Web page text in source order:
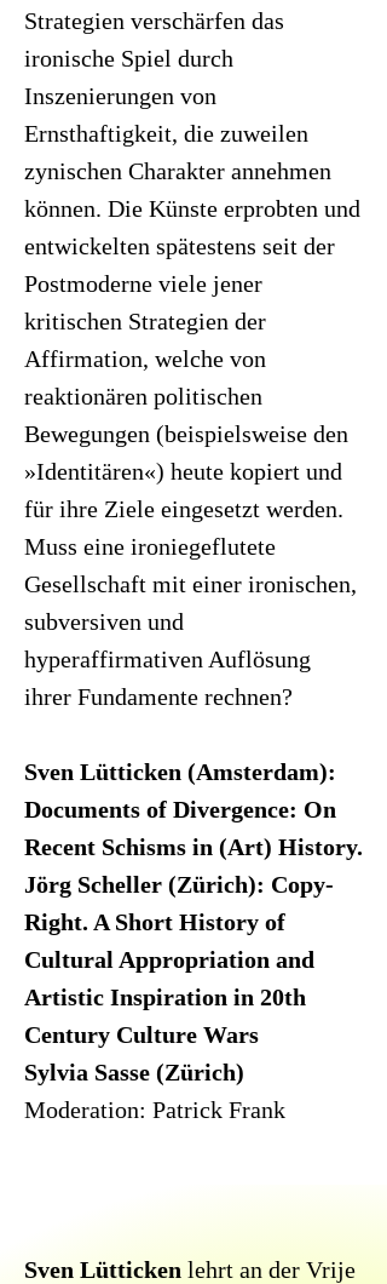
Strategien verschärfen das
ironische Spiel durch
Inszenierungen von
Ernsthaftigkeit, die zuweilen
zynischen Charakter annehmen
können. Die Künste erprobten und
entwickelten spätestens seit der
Postmoderne viele jener
kritischen Strategien der
Affirmation, welche von
reaktionären politischen
Bewegungen (beispielsweise den
»Identitären«) heute kopiert und
für ihre Ziele eingesetzt werden.
Muss eine ironiegeflutete
Gesellschaft mit einer ironischen,
subversiven und
hyperaffirmativen Auflösung
ihrer Fundamente rechnen?
Sven Lütticken (Amsterdam):
Documents of Divergence: On
Recent Schisms in (Art) History.
Jörg Scheller (Zürich): Copy-
Right. A Short History of
Cultural Appropriation and
Artistic Inspiration in 20th
Century Culture Wars
Sylvia Sasse (Zürich)
Moderation: Patrick Frank
Sven Lütticken lehrt an der Vrije